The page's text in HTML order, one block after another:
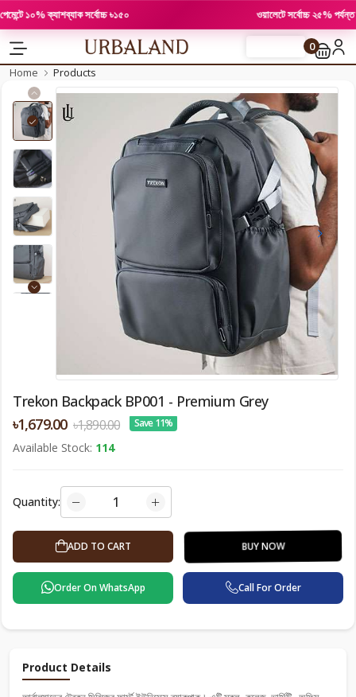
১০% ক্যাশব্যাক সর্বোচ্চ ৳১৫০ ওয়ালেটে সর্বোচ্চ ২৫% পর্যন্ত ছাড়
0
Home
Products
Trekon Backpack BP001 - Premium Grey
৳1,679.00 ৳1,890.00 Save 11%
Available Stock: 114
Quantity:
ADD TO CART BUY NOW
Order On WhatsApp Call For Order
Product Details